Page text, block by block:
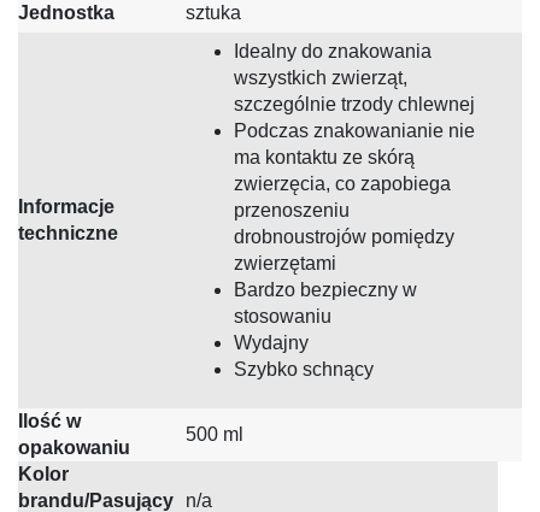
Jednostka sztuka
Informacje
techniczne
Idealny do znakowania
wszystkich zwierząt,
szczególnie trzody chlewnej
Podczas znakowanianie nie
ma kontaktu ze skórą
zwierzęcia, co zapobiega
przenoszeniu
drobnoustrojów pomiędzy
zwierzętami
Bardzo bezpieczny w
stosowaniu
Wydajny
Szybko schnący
Ilość w
opakowaniu
500 ml
Kolor
brandu/Pasujący
n/a